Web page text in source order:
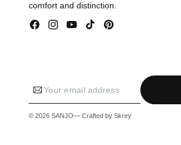
comfort and distinction.
FacebookInstagramYouTubeTikTokPinterest
Your email address
© 2026 SANJO— Crafted by Skrey